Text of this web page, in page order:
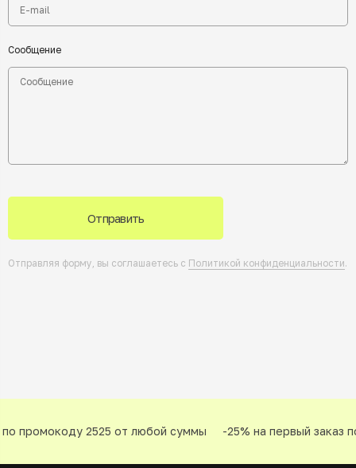
Сообщение
Отправить
Отправляя форму, вы соглашаетесь с Политикой конфиденциальности.
промокоду 2525 от любой суммы -25% на первый заказ